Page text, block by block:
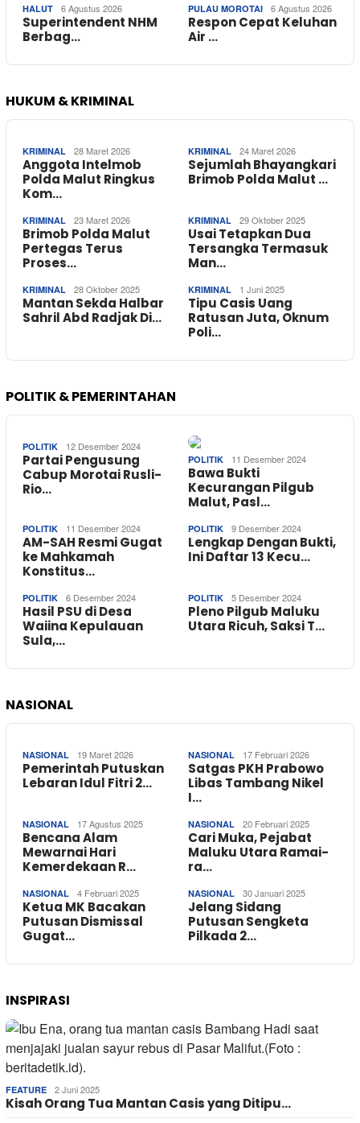
HALUT 6 Agustus 2026
Superintendent NHM
Berbag…
PULAU MOROTAI 6 Agustus 2026
Respon Cepat Keluhan
Air …
HUKUM & KRIMINAL
KRIMINAL 28 Maret 2026
Anggota Intelmob
Polda Malut Ringkus
Kom…
KRIMINAL 24 Maret 2026
Sejumlah Bhayangkari
Brimob Polda Malut …
KRIMINAL 23 Maret 2026
Brimob Polda Malut
Pertegas Terus
Proses…
KRIMINAL 29 Oktober 2025
Usai Tetapkan Dua
Tersangka Termasuk
Man…
KRIMINAL 28 Oktober 2025
Mantan Sekda Halbar
Sahril Abd Radjak Di…
KRIMINAL 1 Juni 2025
Tipu Casis Uang
Ratusan Juta, Oknum
Poli…
POLITIK & PEMERINTAHAN
POLITIK 12 Desember 2024
Partai Pengusung
Cabup Morotai Rusli-
Rio…
POLITIK 11 Desember 2024
Bawa Bukti
Kecurangan Pilgub
Malut, Pasl…
POLITIK 11 Desember 2024
AM-SAH Resmi Gugat
ke Mahkamah
Konstitus…
POLITIK 9 Desember 2024
Lengkap Dengan Bukti,
Ini Daftar 13 Kecu…
POLITIK 6 Desember 2024
Hasil PSU di Desa
Waiina Kepulauan
Sula,…
POLITIK 5 Desember 2024
Pleno Pilgub Maluku
Utara Ricuh, Saksi T…
NASIONAL
NASIONAL 19 Maret 2026
Pemerintah Putuskan
Lebaran Idul Fitri 2…
NASIONAL 17 Februari 2026
Satgas PKH Prabowo
Libas Tambang Nikel
I…
NASIONAL 17 Agustus 2025
Bencana Alam
Mewarnai Hari
Kemerdekaan R…
NASIONAL 20 Februari 2025
Cari Muka, Pejabat
Maluku Utara Ramai-
ra…
NASIONAL 4 Februari 2025
Ketua MK Bacakan
Putusan Dismissal
Gugat…
NASIONAL 30 Januari 2025
Jelang Sidang
Putusan Sengketa
Pilkada 2…
INSPIRASI
FEATURE 2 Juni 2025
Kisah Orang Tua Mantan Casis yang Ditipu…